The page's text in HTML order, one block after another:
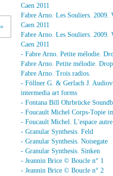
Caen 2011
Fabre Arno. Les Souliers. 2009.
Caen 2011
Fabre Arno. Les Souliers. 2009.
Caen 2011
- Fabre Arno. Petite mélodie.
Fabre Arno. Petite mélodie.
Fabre Arno. Trois radios.
- Föllner G. & Gerlach J.
intermedia art forms
- Fontana Bill Ohrbrücke
- Foucault Michel Corps-Topie
- Foucault Michel. L'espace autre
- Granular Synthesis. Feld
- Granular Synthesis. Noisegate
- Granular Synthesis. Sinken
- Jeannin Brice © Boucle n° 1
- Jeannin Brice © Boucle n° 2